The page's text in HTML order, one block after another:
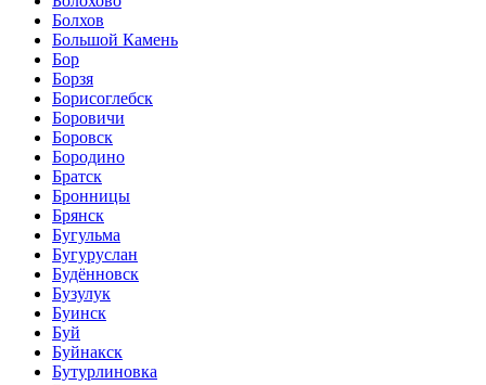
Болхов
Большой Камень
Бор
Борзя
Борисоглебск
Боровичи
Боровск
Бородино
Братск
Бронницы
Брянск
Бугульма
Бугуруслан
Будённовск
Бузулук
Буинск
Буй
Буйнакск
Бутурлиновка